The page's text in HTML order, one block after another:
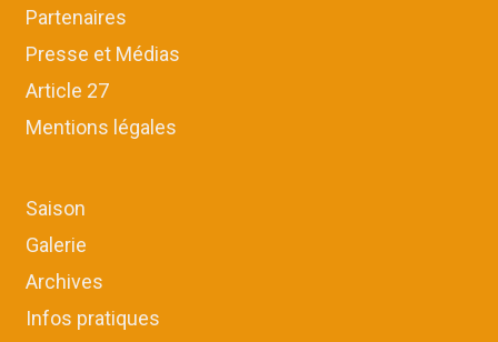
Partenaires
Presse et Médias
Article 27
Mentions légales
Saison
Galerie
Archives
Infos pratiques